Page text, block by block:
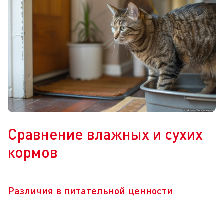
Сравнение влажных и сухих
кормов
Различия в питательной ценности